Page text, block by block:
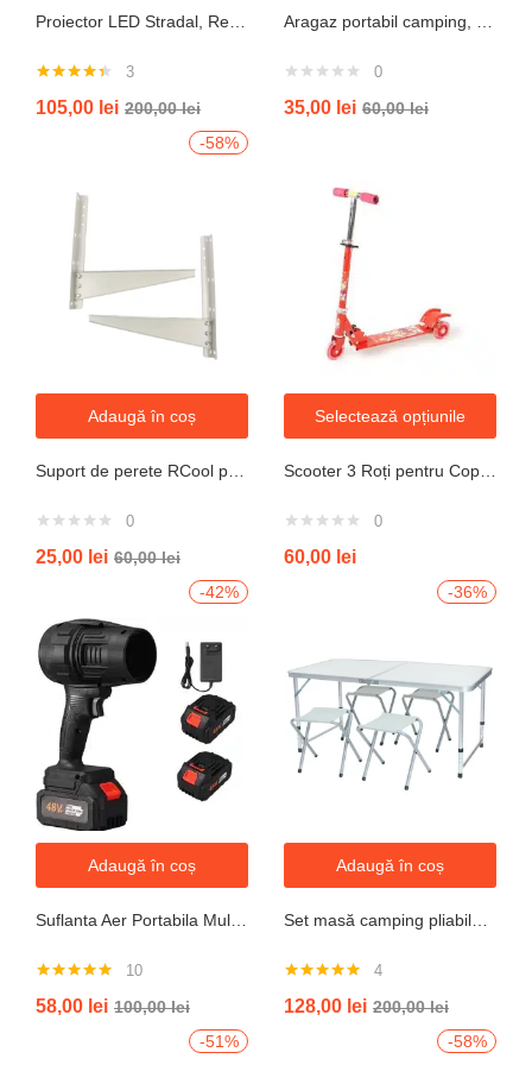
Proiector LED Stradal, Rezistent La Apa IP67, Cu Panou Solar, 100W, 220LED, Cu Telecomanda
4.33din 5
3
105,00 lei 200,00lei
Aragaz portabil camping, aprindere automata, negru
0
35,00 lei 60,00lei
-58%
Adaugă în coș
Suport de perete RCool pentru aparate de climatizare split 120KG
0
25,00 lei 60,00lei
Selectează opțiunile
Scooter 3 Roți pentru Copii – Design Pliabil din Oțel, Mecanism de Direcție Sigur, Potrivit pentru Vârsta 3+ Ani, Culoare Albastră
0
60,00 lei
-42%
Adaugă în coș
Suflanta Aer Portabila Multifunctionala pentru uscare masina, zapada, apa, calculator, gratar, frunze si praf, 2 acumulatori inclusi 48V
4.90din 5
10
58,00 lei 100,00lei
-36%
Adaugă în coș
Set masă camping pliabilă cu 4 scaune jrh aluminiu ușor, reglabil pe înălțime, portabil pentru picnic, grătar, excursii, pescuit 120×60 cm
5.00din 5
4
128,00 lei 200,00lei
-51%
-58%